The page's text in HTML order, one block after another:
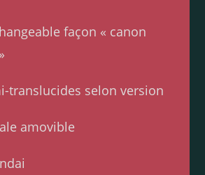
façon « canon
translucides selon version
amovible